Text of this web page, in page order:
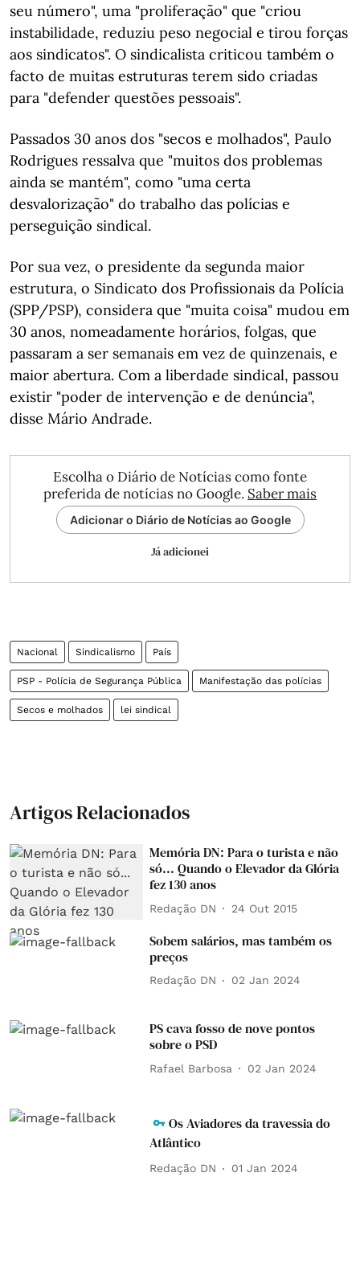
seu número", uma "proliferação" que "criou
instabilidade, reduziu peso negocial e tirou forças
aos sindicatos". O sindicalista criticou também o
facto de muitas estruturas terem sido criadas
para "defender questões pessoais".
Passados 30 anos dos "secos e molhados", Paulo
Rodrigues ressalva que "muitos dos problemas
ainda se mantém", como "uma certa
desvalorização" do trabalho das polícias e
perseguição sindical.
Por sua vez, o presidente da segunda maior
estrutura, o Sindicato dos Profissionais da Polícia
(SPP/PSP), considera que "muita coisa" mudou em
30 anos, nomeadamente horários, folgas, que
passaram a ser semanais em vez de quinzenais, e
maior abertura. Com a liberdade sindical, passou
existir "poder de intervenção e de denúncia",
disse Mário Andrade.
Escolha o Diário de Notícias como fonte
preferida de notícias no Google. Saber mais
Adicionar o Diário de Notícias ao Google
Já adicionei
Nacional Sindicalismo País
PSP - Polícia de Segurança Pública Manifestação das polícias
Secos e molhados lei sindical
Artigos Relacionados
Memória DN: Para o turista e não
só... Quando o Elevador da Glória
fez 130 anos
Redação DN 24 Out 2015
Sobem salários, mas também os
preços
Redação DN 02 Jan 2024
PS cava fosso de nove pontos
sobre o PSD
Rafael Barbosa 02 Jan 2024
Os Aviadores da travessia do
Atlântico
Redação DN 01 Jan 2024